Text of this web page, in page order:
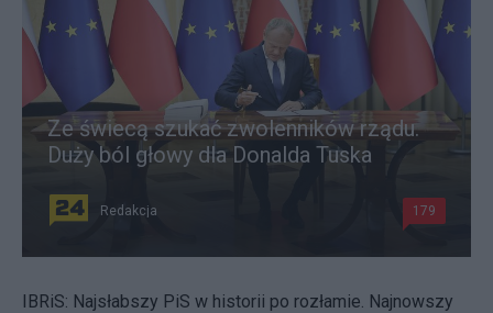
Ze świecą szukać zwolenników rządu.
Duży ból głowy dla Donalda Tuska
Redakcja 179
IBRiS: Najsłabszy PiS w historii po rozłamie. Najnowszy